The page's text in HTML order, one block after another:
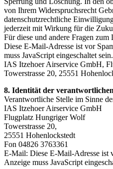
von Ihrem Widerspruchsrecht
datenschutzrechtliche
jederzeit mit Wirkung für die
Für diese und andere Fragen
Diese E-Mail-Adresse ist vor
muss JavaScript eingeschaltet sein.
IAS Itzehoer Airservice GmbH,
Towerstrasse 20, 25551
8. Identität der
Verantwortliche Stelle im Sinne
IAS Itzehoer Airservice GmbH
Flugplatz Hungriger Wolf
Towerstrasse 20,
25551 Hohenlockstedt
Fon 04826 3763361
E-Mail: Diese E-Mail-Adresse ist
Anzeige muss JavaScript